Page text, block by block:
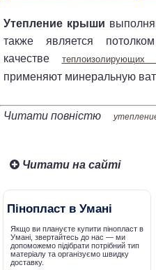
Утепление крыши
также является
качестве теплоизолирующих
применяют минеральную
Читати повністю
Читати на сайті
Пінопласт в Умані
Якщо ви плануєте купити пінопласт в
Умані, звертайтесь до нас — ми
допоможемо підібрати потрібний тип
матеріалу та організуємо швидку
доставку.